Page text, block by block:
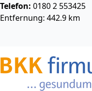
Telefon: 0180 2 553425
Entfernung: 442.9 km